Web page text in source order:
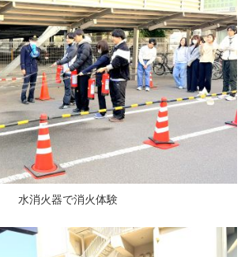
水消火器で消火体験